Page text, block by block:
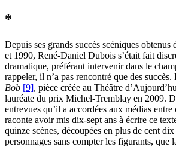
*
Depuis ses grands succès scéniques obtenus
et 1990, René-Daniel Dubois s’était fait
dramatique, préférant intervenir dans le
rappeler, il n’a pas rencontré que des
Bob [9], pièce créée au Théâtre
lauréate du prix Michel-Tremblay en 2009.
entrevues qu’il a accordées aux médias
raconte avoir mis dix-sept ans à écrire ce
quinze scènes, découpées en plus de cent
personnages sans compter les figurants, que